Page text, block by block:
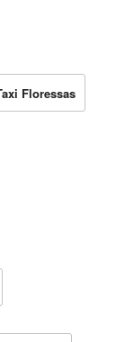
Floressas